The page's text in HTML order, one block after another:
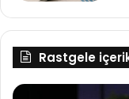
Rastgele
Pazar